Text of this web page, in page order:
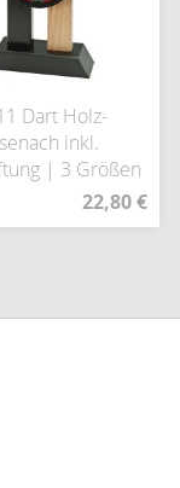
Dart Holz-
inkl.
| 3 Größen
22,80 €